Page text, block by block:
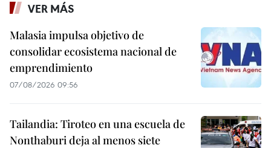
VER MÁS
Malasia impulsa objetivo de
consolidar ecosistema nacional de
emprendimiento
07/08/2026 09:56
Tailandia: Tiroteo en una escuela de
Nonthaburi deja al menos siete